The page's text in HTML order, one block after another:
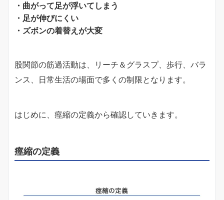
・曲がって足が浮いてしまう
・足が伸びにくい
・ズボンの着替えが大変
股関節の筋過活動は、リーチ＆グラスプ、歩行、バラ
ンス、日常生活の場面で多くの制限となります。
はじめに、痙縮の定義から確認していきます。
痙縮の定義